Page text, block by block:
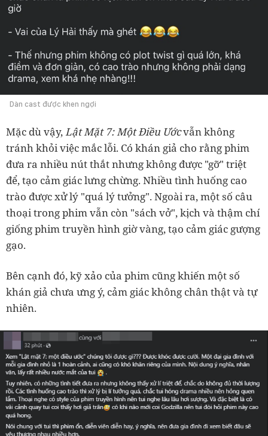
Dàn cast được khen ngợi
Mặc dù vậy,Lật Mặt 7: Một Điều Ướcvẫn không
tránh khỏi việc mắc lỗi. Có khán giả cho rằng phim
đưa ra nhiều nút thắt nhưng không được "gỡ" triệt
để, tạo cảm giác lưng chừng. Nhiều tình huống cao
trào được xử lý "quá lý tưởng". Ngoài ra, một số câu
thoại trong phim vẫn còn "sách vở", kịch và thậm chí
giống phim truyền hình giờ vàng, tạo cảm giác gượng
gạo.
Bên cạnh đó, kỹ xảo của phim cũng khiến một số
khán giả chưa ưng ý, cảm giác không chân thật và tự
nhiên.